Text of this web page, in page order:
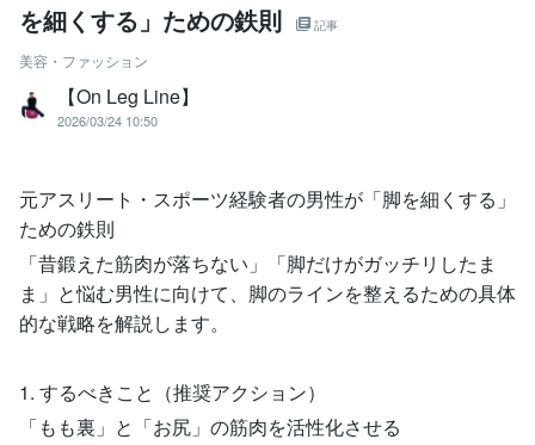
を細くする」ための鉄則
記事
美容・ファッション
【On Leg Line】
2026/03/24 10:50
元アスリート・スポーツ経験者の男性が「脚を細くする」
ための鉄則
「昔鍛えた筋肉が落ちない」「脚だけがガッチリしたま
ま」と悩む男性に向けて、脚のラインを整えるための具体
的な戦略を解説します。
1. するべきこと（推奨アクション）
「もも裏」と「お尻」の筋肉を活性化させる